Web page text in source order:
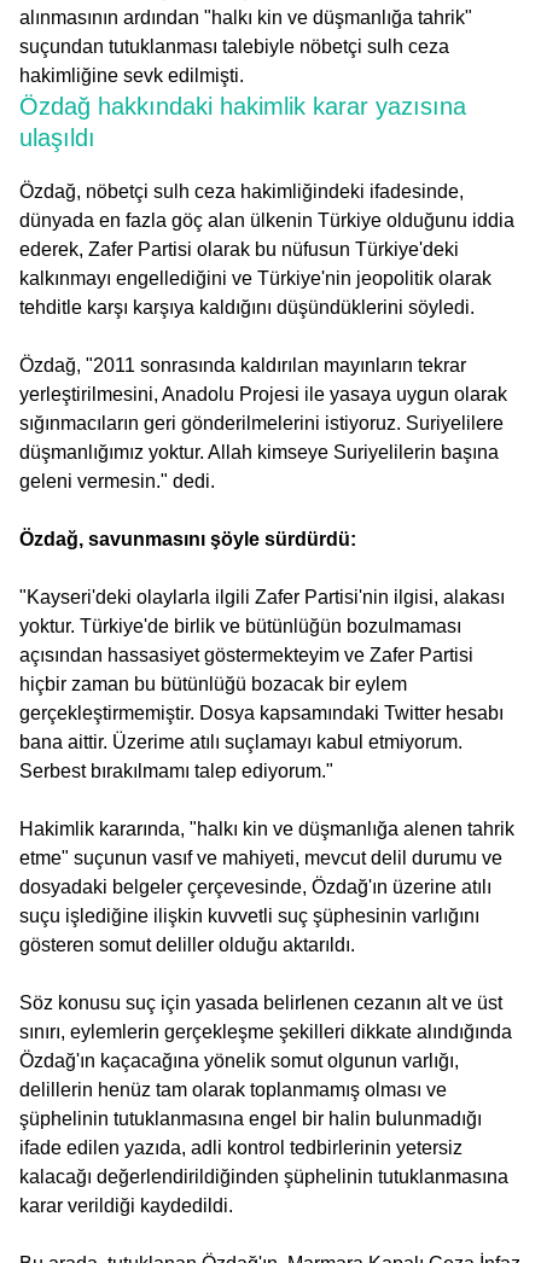
alınmasının ardından "halkı kin ve düşmanlığa tahrik"
suçundan tutuklanması talebiyle nöbetçi sulh ceza
hakimliğine sevk edilmişti.
Özdağ hakkındaki hakimlik karar yazısına
ulaşıldı
Özdağ, nöbetçi sulh ceza hakimliğindeki ifadesinde,
dünyada en fazla göç alan ülkenin Türkiye olduğunu iddia
ederek, Zafer Partisi olarak bu nüfusun Türkiye'deki
kalkınmayı engellediğini ve Türkiye'nin jeopolitik olarak
tehditle karşı karşıya kaldığını düşündüklerini söyledi.
Özdağ, "2011 sonrasında kaldırılan mayınların tekrar
yerleştirilmesini, Anadolu Projesi ile yasaya uygun olarak
sığınmacıların geri gönderilmelerini istiyoruz. Suriyelilere
düşmanlığımız yoktur. Allah kimseye Suriyelilerin başına
geleni vermesin." dedi.
Özdağ, savunmasını şöyle sürdürdü:
"Kayseri'deki olaylarla ilgili Zafer Partisi'nin ilgisi, alakası
yoktur. Türkiye'de birlik ve bütünlüğün bozulmaması
açısından hassasiyet göstermekteyim ve Zafer Partisi
hiçbir zaman bu bütünlüğü bozacak bir eylem
gerçekleştirmemiştir. Dosya kapsamındaki Twitter hesabı
bana aittir. Üzerime atılı suçlamayı kabul etmiyorum.
Serbest bırakılmamı talep ediyorum."
Hakimlik kararında, "halkı kin ve düşmanlığa alenen tahrik
etme" suçunun vasıf ve mahiyeti, mevcut delil durumu ve
dosyadaki belgeler çerçevesinde, Özdağ'ın üzerine atılı
suçu işlediğine ilişkin kuvvetli suç şüphesinin varlığını
gösteren somut deliller olduğu aktarıldı.
Söz konusu suç için yasada belirlenen cezanın alt ve üst
sınırı, eylemlerin gerçekleşme şekilleri dikkate alındığında
Özdağ'ın kaçacağına yönelik somut olgunun varlığı,
delillerin henüz tam olarak toplanmamış olması ve
şüphelinin tutuklanmasına engel bir halin bulunmadığı
ifade edilen yazıda, adli kontrol tedbirlerinin yetersiz
kalacağı değerlendirildiğinden şüphelinin tutuklanmasına
karar verildiği kaydedildi.